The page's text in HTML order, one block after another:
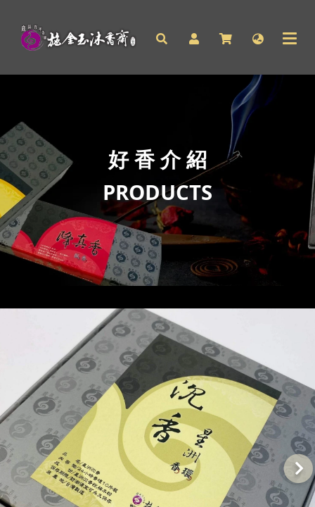
好 香 介 紹
PRODUCTS